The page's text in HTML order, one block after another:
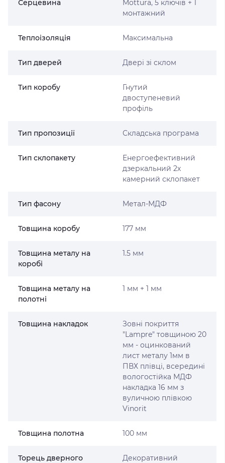
Серцевина
Mottura, 5 ключів + 1
монтажний
Теплоізоляція Максимальна
Тип дверей Двері зі склом
Тип коробу
Гнутий
двоступеневий
профіль
Тип пропозиції Складська програма
Тип склопакету
Енергоефективний
дзеркальний 2х
камерний склопакет
Тип фасону Метал-МДФ
Товщина коробу 177 мм
Товщина металу на
коробі
1.5 мм
Товщина металу на
полотні
1 мм + 1 мм
Товщина накладок
Зовні покриття
"Lampre" товщиною 20
мм - оцинкований
лист металу 1мм в
ПВХ плівці, всередині
вологостійка МДФ
накладка 16 мм з
вуличною плівкою
Vinorit
Товщина полотна 100 мм
Торець дверного
Декоративний